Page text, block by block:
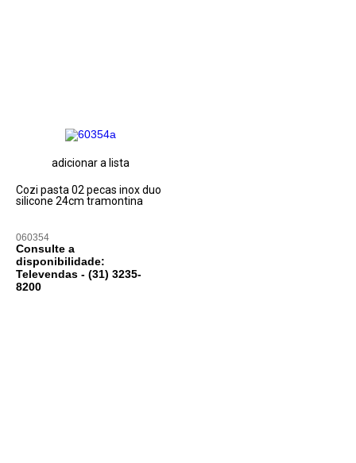
adicionar a lista
Cozi pasta 02 pecas inox duo
silicone 24cm tramontina
060354
Consulte a
disponibilidade:
Televendas - (31)3235-
8200